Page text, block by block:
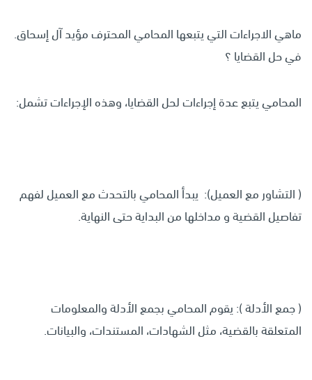
ماهي الاجراءات التي يتبعها المحامي المحترف مؤيد آل إسحاق.
في حل القضايا ؟
المحامي يتبع عدة إجراءات لحل القضايا، وهذه الإجراءات تشمل:
( التشاور مع العميل): يبدأ المحامي بالتحدث مع العميل لفهم
تفاصيل القضية و مداخلها من البداية حتى النهاية.
( جمع الأدلة ): يقوم المحامي بجمع الأدلة والمعلومات
المتعلقة بالقضية، مثل الشهادات، المستندات، والبيانات.